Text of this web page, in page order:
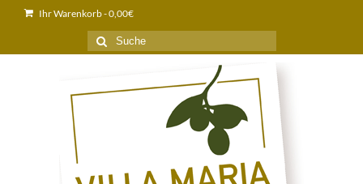
Ihr Warenkorb-0,00€
Suche
nach: